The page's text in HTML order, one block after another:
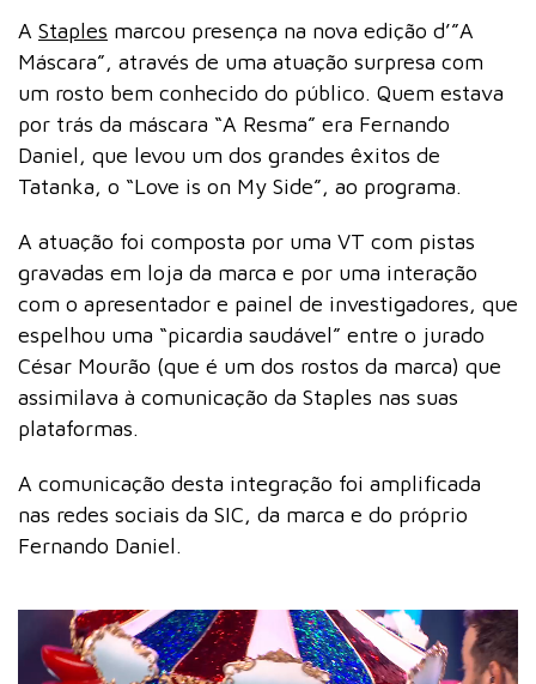
A Staples marcou presença na nova edição d’”A
Máscara”, através de uma atuação surpresa com
um rosto bem conhecido do público. Quem estava
por trás da máscara “A Resma” era Fernando
Daniel, que levou um dos grandes êxitos de
Tatanka, o “Love is on My Side”, ao programa.
A atuação foi composta por uma VT com pistas
gravadas em loja da marca e por uma interação
com o apresentador e painel de investigadores, que
espelhou uma “picardia saudável” entre o jurado
César Mourão (que é um dos rostos da marca) que
assimilava à comunicação da Staples nas suas
plataformas.
A comunicação desta integração foi amplificada
nas redes sociais da SIC, da marca e do próprio
Fernando Daniel.